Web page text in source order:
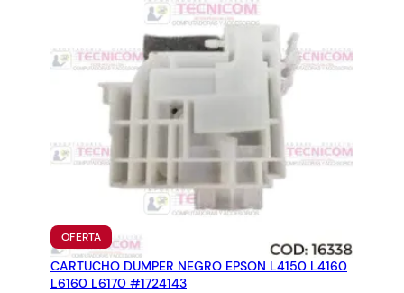
OFERTAPRODUCTO
EN
OFERTA
CARTUCHO DUMPER NEGRO EPSON L4150 L4160
L6160 L6170 #1724143